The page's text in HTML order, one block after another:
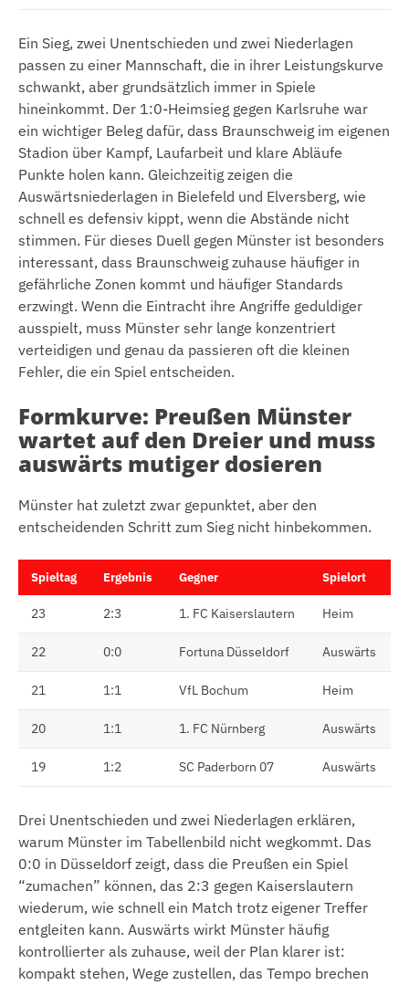
Ein Sieg, zwei Unentschieden und zwei Niederlagen
passen zu einer Mannschaft, die in ihrer Leistungskurve
schwankt, aber grundsätzlich immer in Spiele
hineinkommt. Der 1:0-Heimsieg gegen Karlsruhe war
ein wichtiger Beleg dafür, dass Braunschweig im eigenen
Stadion über Kampf, Laufarbeit und klare Abläufe
Punkte holen kann. Gleichzeitig zeigen die
Auswärtsniederlagen in Bielefeld und Elversberg, wie
schnell es defensiv kippt, wenn die Abstände nicht
stimmen. Für dieses Duell gegen Münster ist besonders
interessant, dass Braunschweig zuhause häufiger in
gefährliche Zonen kommt und häufiger Standards
erzwingt. Wenn die Eintracht ihre Angriffe geduldiger
ausspielt, muss Münster sehr lange konzentriert
verteidigen und genau da passieren oft die kleinen
Fehler, die ein Spiel entscheiden.
Formkurve: Preußen Münster
wartet auf den Dreier und muss
auswärts mutiger dosieren
Münster hat zuletzt zwar gepunktet, aber den
entscheidenden Schritt zum Sieg nicht hinbekommen.
Spieltag Ergebnis Gegner Spielort
23 2:3 1. FC Kaiserslautern Heim
22 0:0 Fortuna Düsseldorf Auswärts
21 1:1 VfL Bochum Heim
20 1:1 1. FC Nürnberg Auswärts
19 1:2 SC Paderborn 07 Auswärts
Drei Unentschieden und zwei Niederlagen erklären,
warum Münster im Tabellenbild nicht wegkommt. Das
0:0 in Düsseldorf zeigt, dass die Preußen ein Spiel
“zumachen” können, das 2:3 gegen Kaiserslautern
wiederum, wie schnell ein Match trotz eigener Treffer
entgleiten kann. Auswärts wirkt Münster häufig
kontrollierter als zuhause, weil der Plan klarer ist:
kompakt stehen, Wege zustellen, das Tempo brechen